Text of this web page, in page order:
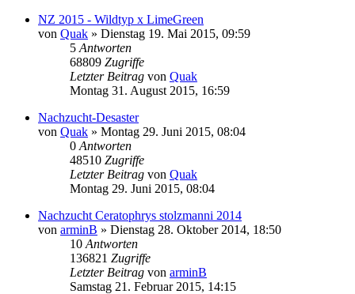
NZ 2015 - Wildtyp x LimeGreen
von Quak » Dienstag 19. Mai 2015, 09:59
5 Antworten
68809 Zugriffe
Letzter Beitrag von Quak
Montag 31. August 2015, 16:59
Nachzucht-Desaster
von Quak » Montag 29. Juni 2015, 08:04
0 Antworten
48510 Zugriffe
Letzter Beitrag von Quak
Montag 29. Juni 2015, 08:04
Nachzucht Ceratophrys stolzmanni 2014
von arminB » Dienstag 28. Oktober 2014, 18:50
10 Antworten
136821 Zugriffe
Letzter Beitrag von arminB
Samstag 21. Februar 2015, 14:15